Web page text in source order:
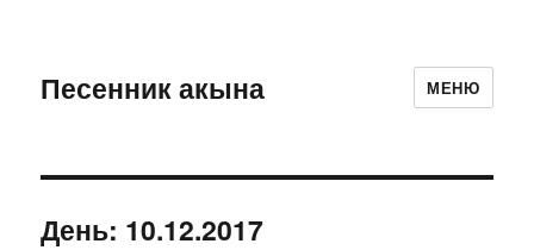
Песенник акына МЕНЮ
День: 10.12.2017